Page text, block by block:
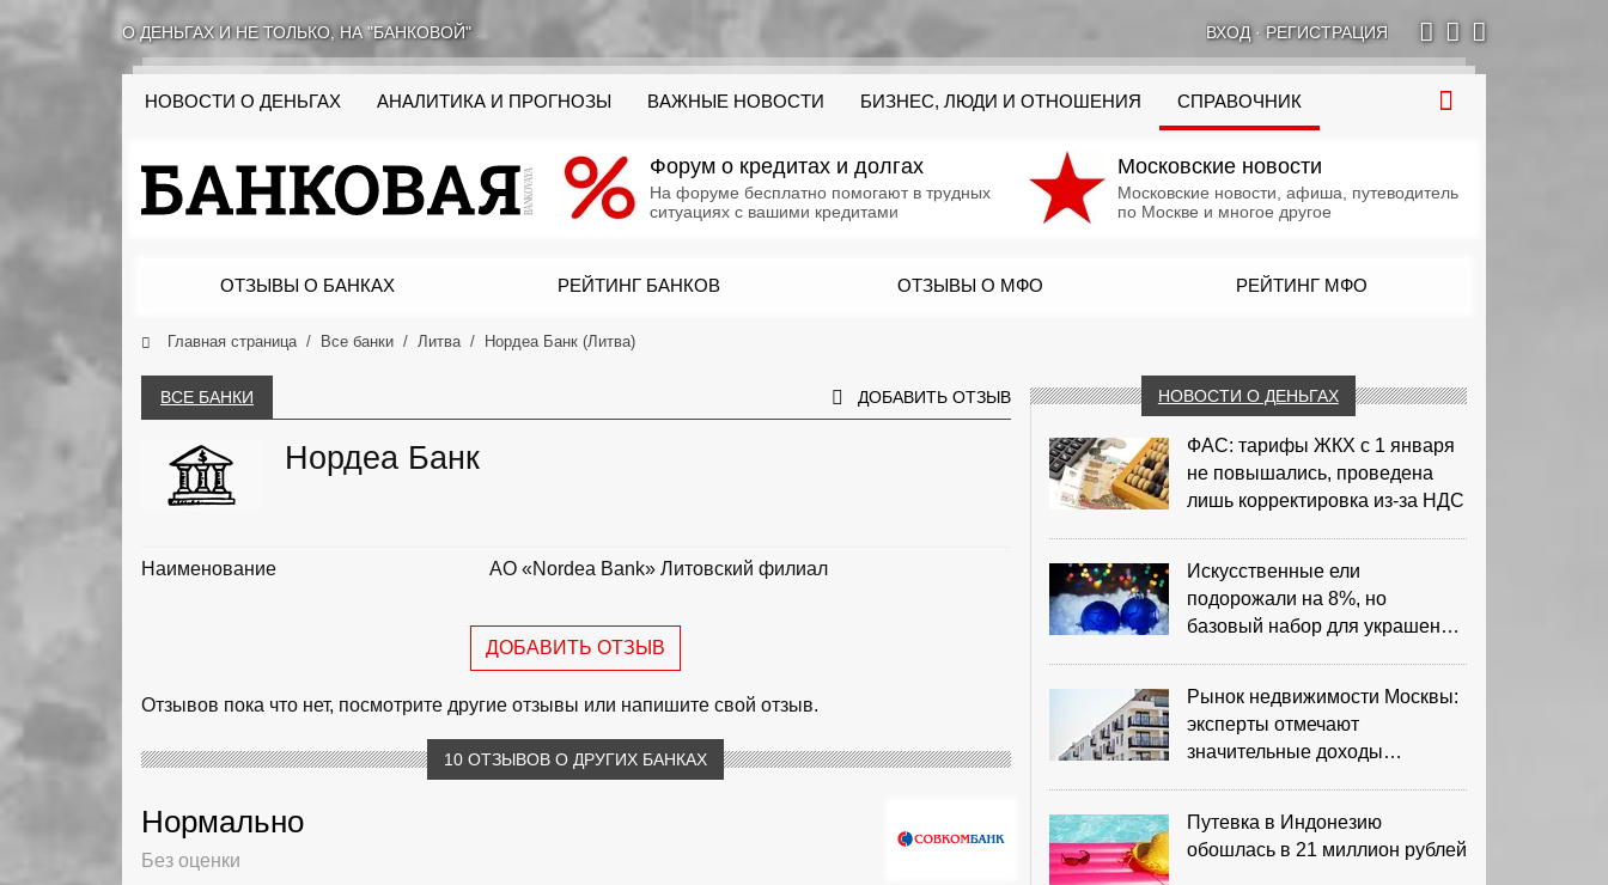
О ДЕНЬГАХ И НЕ ТОЛЬКО, НА "БАНКОВОЙ" ВХОД· РЕГИСТРАЦИЯ
НОВОСТИ О ДЕНЬГАХ АНАЛИТИКА И ПРОГНОЗЫ ВАЖНЫЕ НОВОСТИ БИЗНЕС, ЛЮДИ И ОТНОШЕНИЯ СПРАВОЧНИК
Форум о кредитах и долгах
На форуме бесплатно помогают в трудных
ситуациях с вашими кредитами
Московские новости
Московские новости, афиша, путеводитель
по Москве и многое другое
ОТЗЫВЫ О БАНКАХ РЕЙТИНГ БАНКОВ ОТЗЫВЫ О МФО РЕЙТИНГ МФО
Главная страница Все банки Литва Нордеа Банк (Литва)
ВСЕ БАНКИ ДОБАВИТЬ ОТЗЫВ
Нордеа Банк
Наименование АО «Nordea Bank» Литовский филиал
ДОБАВИТЬ ОТЗЫВ
Отзывов пока что нет, посмотрите другие отзывы или напишите свой отзыв.
10 ОТЗЫВОВ О ДРУГИХ БАНКАХ
Нормально
Без оценки
НОВОСТИ О ДЕНЬГАХ
ФАС: тарифы ЖКХ с 1 января
не повышались, проведена
лишь корректировка из‑за НДС
Искусственные ели
подорожали на 8%, но
базовый набор для украшения
Рынок недвижимости Москвы:
эксперты отмечают
значительные доходы
Путевка в Индонезию
обошлась в 21 миллион рублей